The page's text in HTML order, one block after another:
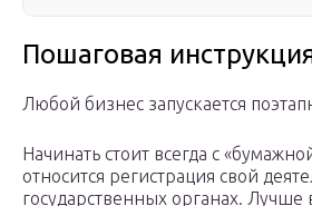
Пошаговая
Любой бизнес запускается
Начинать стоит всегда с
относится регистрация свой
государственных органах. Лучше